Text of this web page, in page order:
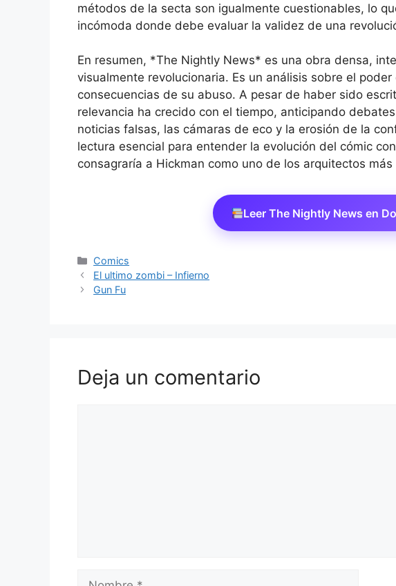
métodos de la secta son igualmente cuestionables, lo
incómoda donde debe evaluar la validez de una
En resumen, *The Nightly News* es una obra densa,
visualmente revolucionaria. Es un análisis sobre el
consecuencias de su abuso. A pesar de haber sido
relevancia ha crecido con el tiempo, anticipando
noticias falsas, las cámaras de eco y la erosión de la
lectura esencial para entender la evolución del cómic
consagraría a Hickman como uno de los arquitectos
Leer The Nightly News en
Categorías
Comics
El ultimo zombi – Infierno
Gun Fu
Deja un comentario
Nombre